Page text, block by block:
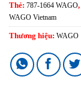
Thẻ: 787-1664 WAGO,
WAGO Vietnam
Thương hiệu: WAGO